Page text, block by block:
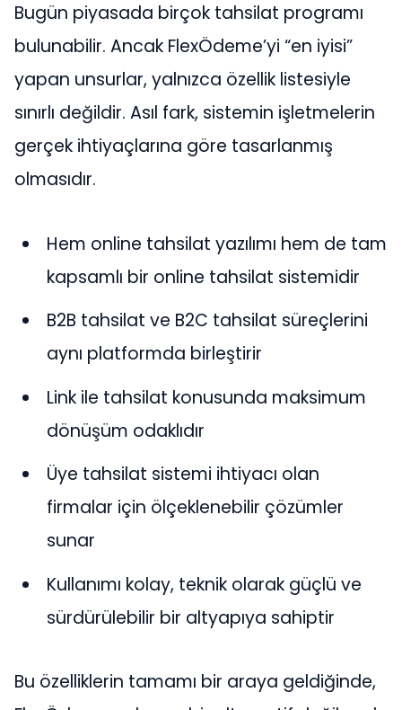
Bugün piyasada birçok tahsilat programı
bulunabilir. Ancak FlexÖdeme’yi “en iyisi”
yapan unsurlar, yalnızca özellik listesiyle
sınırlı değildir. Asıl fark, sistemin işletmelerin
gerçek ihtiyaçlarına göre tasarlanmış
olmasıdır.
Hem online tahsilat yazılımı hem de tam
kapsamlı bir online tahsilat sistemidir
B2B tahsilat ve B2C tahsilat süreçlerini
aynı platformda birleştirir
Link ile tahsilat konusunda maksimum
dönüşüm odaklıdır
Üye tahsilat sistemi ihtiyacı olan
firmalar için ölçeklenebilir çözümler
sunar
Kullanımı kolay, teknik olarak güçlü ve
sürdürülebilir bir altyapıya sahiptir
Bu özelliklerin tamamı bir araya geldiğinde,